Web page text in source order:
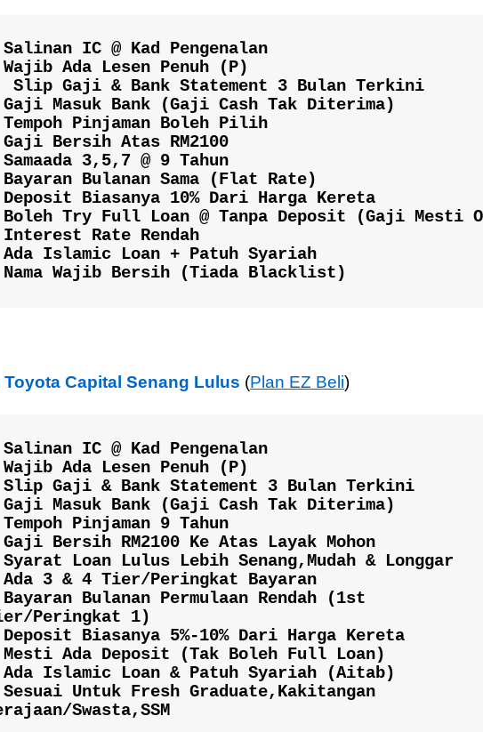
IC @ Kad Pengenalan
Ada Lesen Penuh (P)
Slip Gaji & Bank Statement 3 Bulan Terkini
Masuk Bank (Gaji Cash Tak Diterima)
Pinjaman Boleh Pilih
Bersih Atas RM2100
3,5,7 @ 9 Tahun
Bulanan Sama (Flat Rate)
Biasanya 10% Dari Harga Kereta
Try Full Loan @ Tanpa Deposit (Gaji Mesti
Rate Rendah
Islamic Loan + Patuh Syariah
Wajib Bersih (Tiada Blacklist)
Toyota Capital Senang Lulus (Plan EZ Beli)
IC @ Kad Pengenalan
Ada Lesen Penuh (P)
Slip Gaji & Bank Statement 3 Bulan Terkini
Masuk Bank (Gaji Cash Tak Diterima)
Pinjaman 9 Tahun
Bersih RM2100 Ke Atas Layak Mohon
Loan Lulus Lebih Senang,Mudah & Longgar
3 & 4 Tier/Peringkat Bayaran
Bulanan Permulaan Rendah (1st
Peringkat 1)
Biasanya 5%-10% Dari Harga Kereta
Ada Deposit (Tak Boleh Full Loan)
Islamic Loan & Patuh Syariah (Aitab)
Untuk Fresh Graduate,Kakitangan
Swasta,SSM